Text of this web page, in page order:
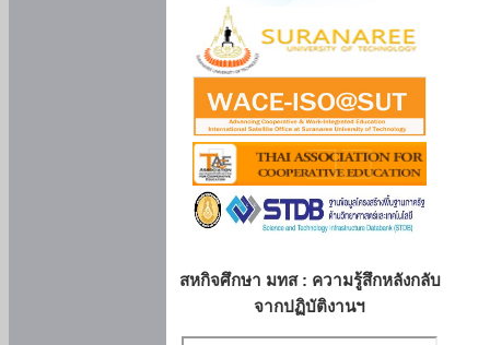
สหกิจศึกษา มทส : ความรู้สึกหลังกลับ
จากปฏิบัติงานฯ